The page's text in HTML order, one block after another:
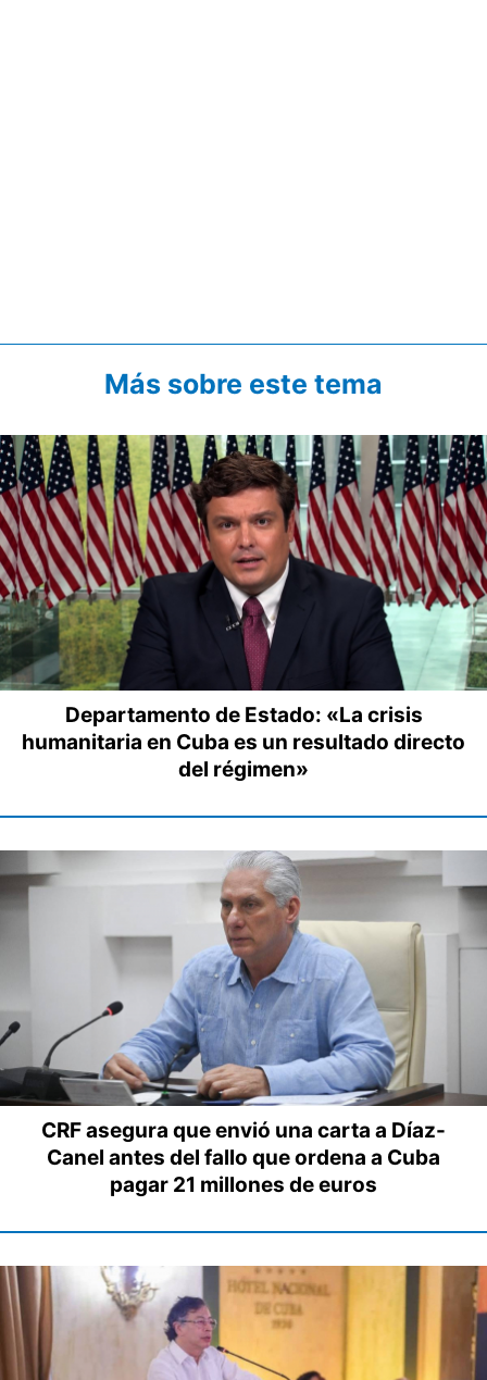
Más sobre este tema
Departamento de Estado: «La crisis
humanitaria en Cuba es un resultado directo
del régimen»
CRF asegura que envió una carta a Díaz-
Canel antes del fallo que ordena a Cuba
pagar 21 millones de euros